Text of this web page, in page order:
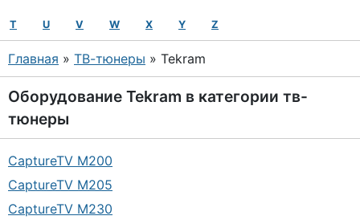
T U V W X Y Z
Главная » ТВ-тюнеры » Tekram
Оборудование Tekram в категории тв-
тюнеры
CaptureTV M200
CaptureTV M205
CaptureTV M230